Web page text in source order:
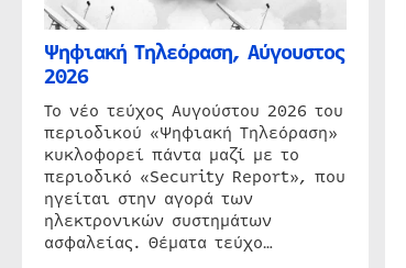
Ψηφιακή Τηλεόραση, Αύγουστος
2026
Το νέο τεύχος Αυγούστου 2026 του
περιοδικού «Ψηφιακή Τηλεόραση»
κυκλοφορεί πάντα μαζί με το
περιοδικό «Security Report», που
ηγείται στην αγορά των
ηλεκτρονικών συστημάτων
ασφαλείας. Θέματα τεύχο…